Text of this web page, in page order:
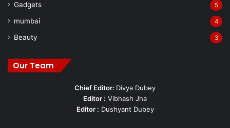
Gadgets 5
mumbai 4
Beauty 3
Our Team
Chief Editor: Divya Dubey
Editor : Vibhash Jha
Editor : Dushyant Dubey